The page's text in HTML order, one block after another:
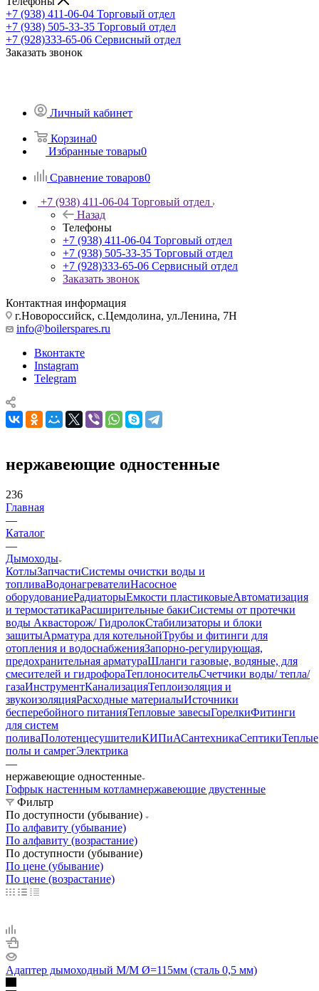
+7 (938) 411-06-04 Торговый отдел
+7 (938) 505-33-35 Торговый отдел
+7 (928)333-65-06 Сервисный отдел
Заказать звонок
Личный кабинет
Корзина0
Избранные товары0
Сравнение товаров0
+7 (938) 411-06-04 Торговый отдел
Назад
Телефоны
+7 (938) 411-06-04 Торговый отдел
+7 (938) 505-33-35 Торговый отдел
+7 (928)333-65-06 Сервисный отдел
Заказать звонок
Контактная информация
г.Новороссийск, с.Цемдолина, ул.Ленина, 7Н
info@boilerspares.ru
Вконтакте
Instagram
Telegram
нержавеющие одностенные
236
Главная
—
Каталог
—
Дымоходы
КотлыЗапчастиСистемы очистки воды и
топливаВодонагревателиНасосное
оборудованиеРадиаторыЕмкости пластиковыеАвтоматизация
и термостатикаРасширительные бакиСистемы от протечки
воды Аквасторож/ ГидролокСтабилизаторы и блоки
защитыАрматура для котельнойТрубы и фитинги для
отопления и водоснабженияЗапорно-регулирующая,
предохранительная арматураШланги газовые, водяные, для
смесителей и гидрофораТеплоносительСчетчики воды/ тепла/
газаИнструментКанализацияТеплоизоляция и
звукоизоляцияРасходные материалыИсточники
бесперебойного питанияТепловые завесыГорелкиФитинги
для систем
поливаПолотенцесушителиКИПиАСантехникаСептикиТеплые
полы и самрегЭлектрика
—
нержавеющие одностенные
Гофрык настенным котламнержавеющие двустенные
Фильтр
По доступности (убывание)
По алфавиту (убывание)
По алфавиту (возрастание)
По доступности (убывание)
По цене (убывание)
По цене (возрастание)
Адаптер дымоходный М/М Ø=115мм (сталь 0,5 мм)